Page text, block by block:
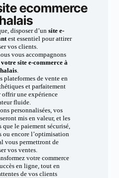
ecommerce
disposer d’un site e-
est essentiel pour attirer
vos clients.
vous accompagnons
site e-commerce à
.
plateformes de vente en
et parfaitement
offrir une expérience
fluide.
personnalisées, vos
mis en valeur, et les
le paiement sécurisé,
ou encore l’optimisation
vous permettront de
vos ventes.
votre commerce
en ligne, tout en
de vos clients